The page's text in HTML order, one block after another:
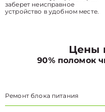
заберет неисправное
устройство в удобном месте.
Цены
90% поломок
Ремонт блока питания